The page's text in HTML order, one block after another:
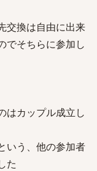
交換は自由に出来
でそちらに参加し
はカップル成立し
いう、他の参加者
た